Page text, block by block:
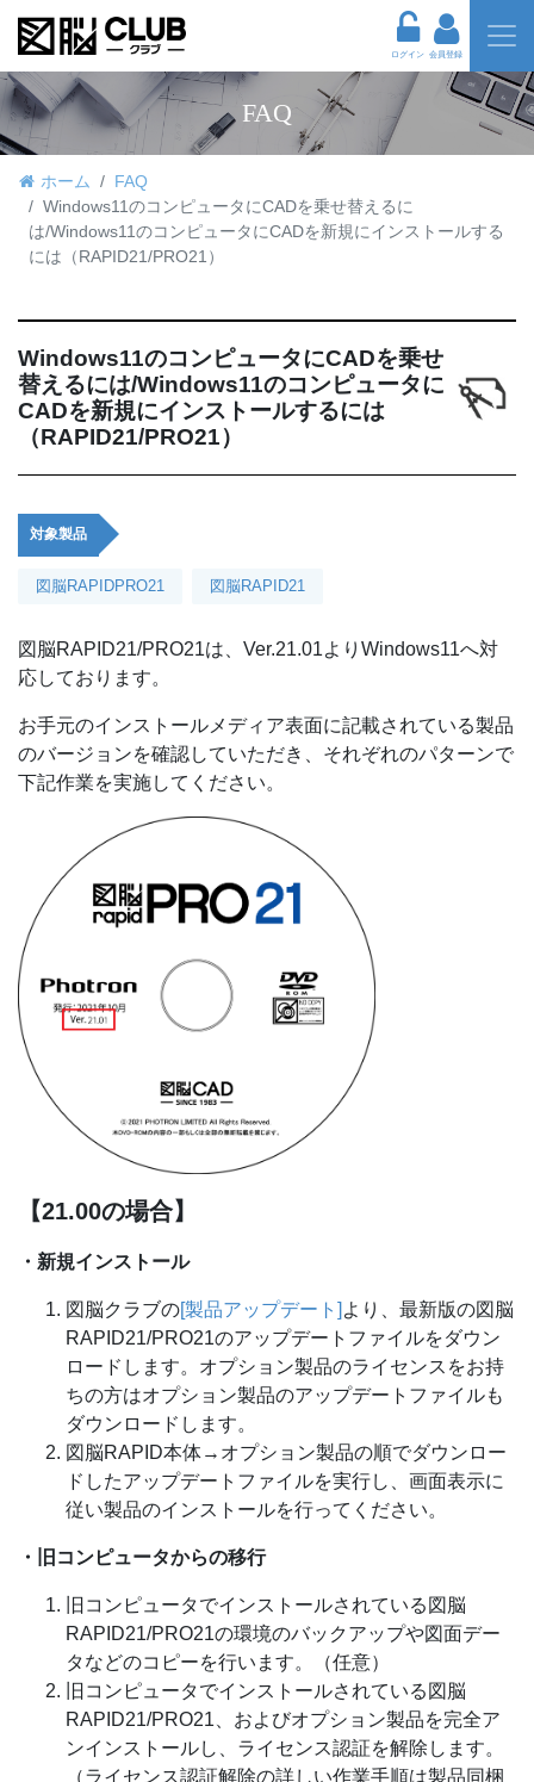
ログイン 会員登録
FAQ
ホーム
FAQ
Windows11のコンピュータにCADを乗せ替えるに
は/Windows11のコンピュータにCADを新規にインストールする
には（RAPID21/PRO21）
Windows11のコンピュータにCADを乗せ
替えるには/Windows11のコンピュータに
CADを新規にインストールするには
（RAPID21/PRO21）
対象製品
図脳RAPIDPRO21 図脳RAPID21
図脳RAPID21/PRO21は、Ver.21.01よりWindows11へ対
応しております。
お手元のインストールメディア表面に記載されている製品
のバージョンを確認していただき、それぞれのパターンで
下記作業を実施してください。
【21.00の場合】
・新規インストール
図脳クラブの[製品アップデート] より、最新版の図脳
RAPID21/PRO21のアップデートファイルをダウン
ロードします。オプション製品のライセンスをお持
ちの方はオプション製品のアップデートファイルも
ダウンロードします。
図脳RAPID本体→オプション製品の順でダウンロー
ドしたアップデートファイルを実行し、画面表示に
従い製品のインストールを行ってください。
・旧コンピュータからの移行
旧コンピュータでインストールされている図脳
RAPID21/PRO21の環境のバックアップや図面デー
タなどのコピーを行います。（任意）
旧コンピュータでインストールされている図脳
RAPID21/PRO21、およびオプション製品を完全ア
ンインストールし、ライセンス認証を解除します。
（ライセンス認証解除の詳しい作業手順は製品同梱